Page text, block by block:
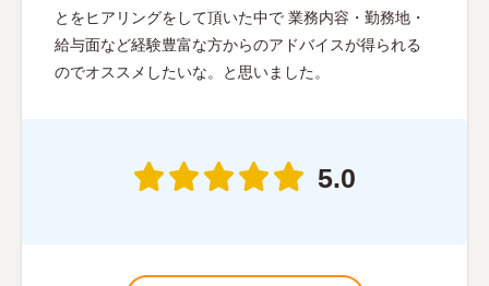
とをヒアリングをして頂いた中で 業務内容・勤務地・
給与面など経験豊富な方からのアドバイスが得られる
のでオススメしたいな。と思いました。
5.0